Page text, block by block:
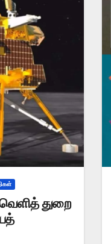
துறை